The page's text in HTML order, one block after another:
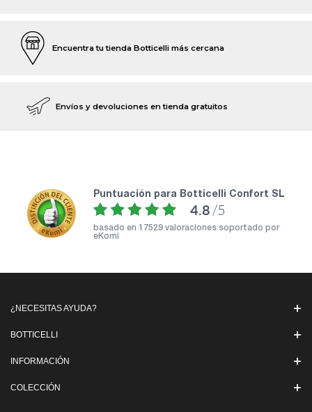
Encuentra tu tienda Botticelli más cercana
Envíos y devoluciones en tienda gratuitos
puntuación para Botticelli Confort SL
4.8 /5
basado en 17529 valoraciones soportado por
eKomi
¿NECESITAS AYUDA?
BOTTICELLI
INFORMACIÓN
COLECCIÓN